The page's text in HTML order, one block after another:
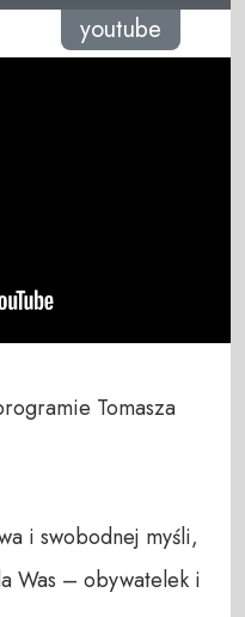
youtube
Tomasza
i swobodnej myśli,
Was – obywatelek i